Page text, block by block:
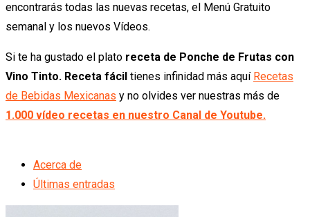
encontrarás todas las nuevas recetas, el Menú Gratuito
semanal y los nuevos Vídeos.
Si te ha gustado el plato receta de Ponche de Frutas con
Vino Tinto. Receta fácil tienes infinidad más aquí Recetas
de Bebidas Mexicanas y no olvides ver nuestras más de
1.000 vídeo recetas en nuestro Canal de Youtube.
Acerca de
Últimas entradas